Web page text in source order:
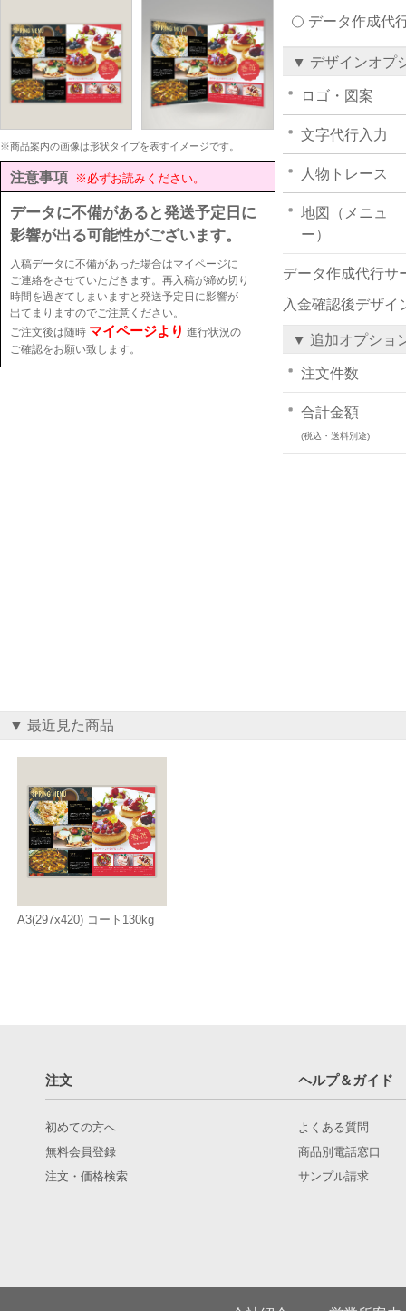
※商品案内の画像は形状タイプを表すイメージです。
注意事項 ※必ずお読みください。
データに不備があると発送予定日に
影響が出る可能性がございます。
入稿データに不備があった場合はマイページに
ご連絡をさせていただきます。再入稿が締め切り
時間を過ぎてしまいますと発送予定日に影響が
出てまりますのでご注意ください。
ご注文後は随時 マイページより 進行状況の
ご確認をお願い致します。
データ作成代
▼ デザインオプ
ロゴ・図案
文字代行入力
人物トレース
地図（メニュ
ー）
データ作成代行サ
入金確認後デザイ
▼ 追加オプショ
注文件数
合計金額
(税込・送料別途)
▼ 最近見た商品
A3(297x420) コート130kg
注文 ヘルプ＆ガイド
初めての方へ
無料会員登録
注文・価格検索
よくある質問
商品別電話窓口
サンプル請求